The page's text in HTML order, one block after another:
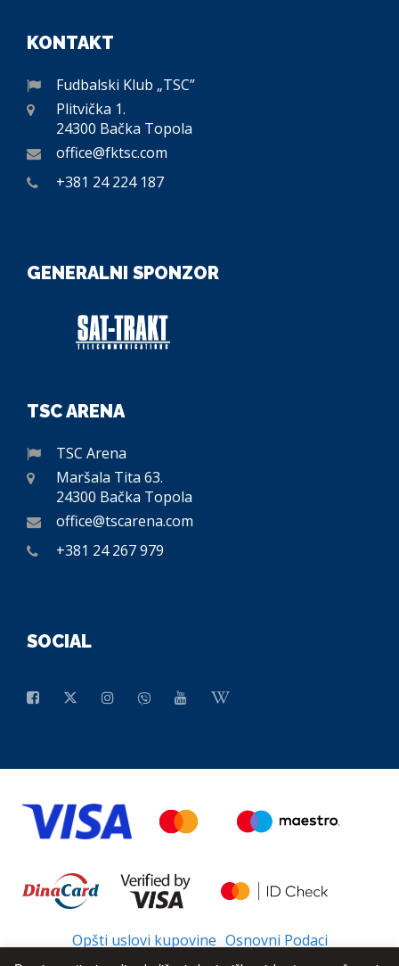
KONTAKT
Fudbalski Klub „TSC”
Plitvička 1.
24300 Bačka Topola
office@fktsc.com
+381 24 224 187
GENERALNI SPONZOR
TSC ARENA
TSC Arena
Maršala Tita 63.
24300 Bačka Topola
office@tscarena.com
+381 24 267 979
SOCIAL
Opšti uslovi kupovine Osnovni Podaci